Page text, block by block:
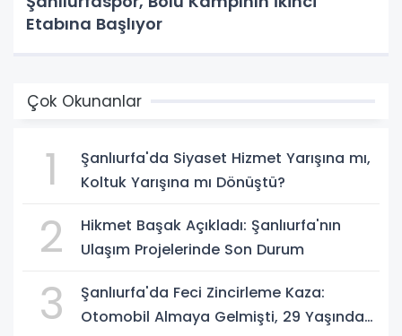
Etabına Başlıyor
Çok Okunanlar
1
Şanlıurfa'da Siyaset Hizmet Yarışına mı,
Koltuk Yarışına mı Dönüştü?
2
Hikmet Başak Açıkladı: Şanlıurfa'nın
Ulaşım Projelerinde Son Durum
3
Şanlıurfa'da Feci Zincirleme Kaza:
Otomobil Almaya Gelmişti, 29 Yaşındaki